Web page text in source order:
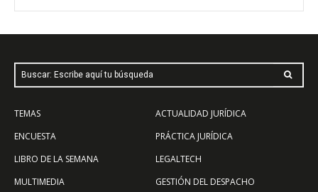
Buscar: Escribe aquí tu búsqueda
TEMAS
ENCUESTA
LIBRO DE LA SEMANA
MULTIMEDIA
ACTUALIDAD JURÍDICA
PRÁCTICA JURÍDICA
LEGALTECH
GESTIÓN DEL DESPACHO